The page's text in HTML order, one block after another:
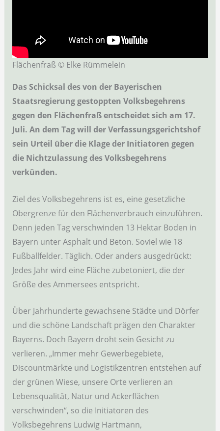
Flächenfraß © Elke Rümmelein
Das Schicksal des von der Bayerischen
Staatsregierung gestoppten Volksbegehrens
gegen den Flächenfraß entscheidet sich am 17.
Juli. An dem Tag will der Verfassungsgerichtshof
sein Urteil über die Klage der Initiatoren gegen
die Nichtzulassung des Volksbegehrens
verkünden.
Ziel des Volksbegehrens ist es, eine gesetzliche
Obergrenze für den Flächenverbrauch einzuführen.
Denn jeden Tag verschwinden 13 Hektar Boden in
Bayern unter Asphalt und Beton. Soviel wie 18
Fußballfelder. Täglich. Oder anders ausgedrückt:
Jedes Jahr wird eine Fläche zubetoniert, die der
Größe des Ammersees entspricht.
Über Jahrhunderte gewachsene Städte und Dörfer
und die schöne Landschaft prägen den Charakter
Bayerns. Doch Bayern droht sein Gesicht zu
verlieren. „Immer mehr Gewerbegebiete,
Discountmärkte und Logistikzentren entstehen auf
der grünen Wiese, unsere Orte verlieren an
Lebensqualität, Natur und Ackerflächen
verschwinden“, so die Initiatoren des
Volksbegehrens Ludwig Hartmann,